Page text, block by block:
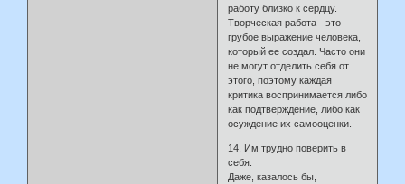
работу близко к сердцу.
Творческая работа - это
грубое выражение человека,
который ее создал. Часто они
не могут отделить себя от
этого, поэтому каждая
критика воспринимается либо
как подтверждение, либо как
осуждение их самооценки.
14. Им трудно поверить в
себя.
Даже, казалось бы,